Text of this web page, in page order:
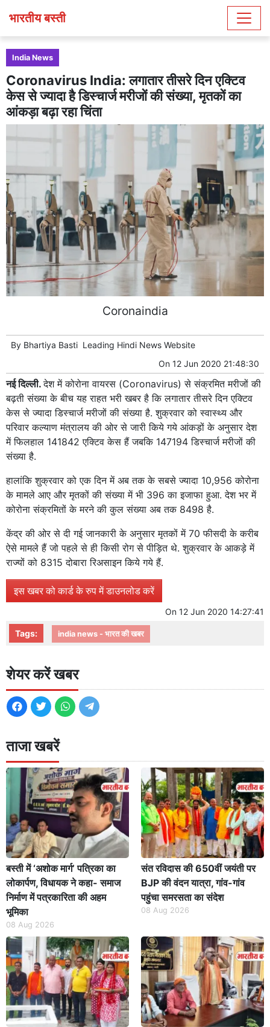
भारतीय बस्ती
India News
Coronavirus India: लगातार तीसरे दिन एक्टिव
केस से ज्यादा है डिस्चार्ज मरीजों की संख्या, मृतकों का
आंकड़ा बढ़ा रहा चिंता
Coronaindia
By Bhartiya Basti Leading Hindi News Website
On 12 Jun 2020 21:48:30
नई दिल्ली.देश में कोरोना वायरस (Coronavirus) से संक्रमित मरीजों की
बढ़ती संख्या के बीच यह राहत भरी खबर है कि लगातार तीसरे दिन एक्टिव
केस से ज्यादा डिस्चार्ज मरीजों की संख्या है. शुक्रवार को स्वास्थ्य और
परिवार कल्याण मंत्रालय की ओर से जारी किये गये आंकड़ों के अनुसार देश
में फिलहाल 141842 एक्टिव केस हैं जबकि 147194 डिस्चार्ज मरीजों की
संख्या है.
हालांकि शुक्रवार को एक दिन में अब तक के सबसे ज्यादा 10,956 कोरोना
के मामले आए और मृतकों की संख्या में भी 396 का इजाफा हुआ. देश भर में
कोरोना संक्रमितों के मरने की कुल संख्या अब तक 8498 है.
केंद्र की ओर से दी गई जानकारी के अनुसार मृतकों में 70 फीसदी के करीब
ऐसे मामले हैं जो पहले से ही किसी रोग से पीड़ित थे. शुक्रवार के आकड़े में
राज्यों को 8315 दोबारा रिअसाइन किये गये हैं.
इस खबर को कार्ड के रुप में डाउनलोड करें
On 12 Jun 2020 14:27:41
Tags: india news - भारत की खबर
शेयर करें खबर
ताजा खबरें
बस्ती में ‘अशोक मार्ग’ पत्रिका का
लोकार्पण, विधायक ने कहा- समाज
निर्माण में पत्रकारिता की अहम
भूमिका
08 Aug 2026
संत रविदास की 650वीं जयंती पर
BJP की वंदन यात्रा, गांव-गांव
पहुंचा समरसता का संदेश
08 Aug 2026